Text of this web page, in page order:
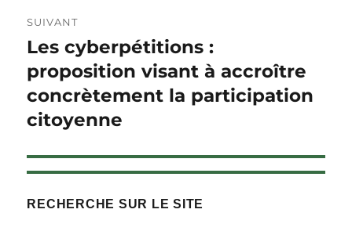
SUIVANT
Article
Suivant :
Les cyberpétitions :
proposition visant à accroître
concrètement la participation
citoyenne
RECHERCHE SUR LE SITE